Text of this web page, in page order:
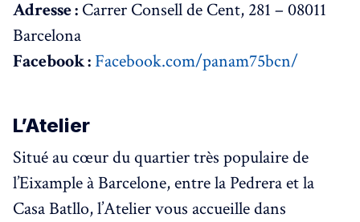
Adresse : Carrer Consell de Cent, 281 – 08011
Barcelona
Facebook : Facebook.com/panam75bcn/
L’Atelier
Situé au cœur du quartier très populaire de
l’Eixample à Barcelone, entre la Pedrera et la
Casa Batllo, l’Atelier vous accueille dans